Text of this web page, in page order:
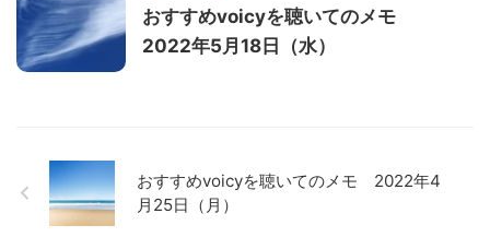
おすすめvoicyを聴いてのメモ
2022年5月18日（水）
おすすめvoicyを聴いてのメモ 2022年4
月25日（月）